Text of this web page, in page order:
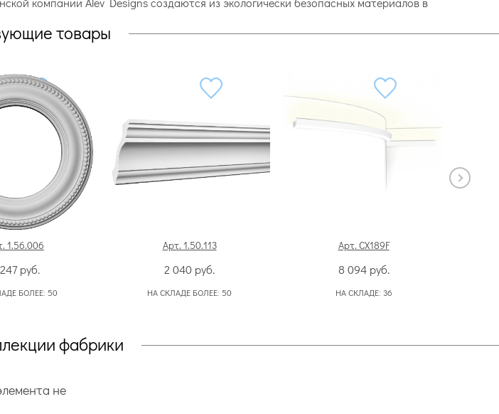
товары
1.56.006
руб.
БОЛЕЕ: 50
Арт. 1.50.113
2 040 руб.
НА СКЛАДЕ БОЛЕЕ: 50
Арт. CX189F
8 094 руб.
НА СКЛАДЕ: 36
фабрики
не